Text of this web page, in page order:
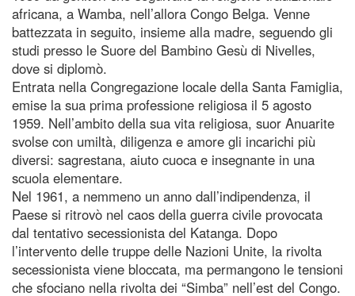
africana, a Wamba, nell’allora Congo Belga. Venne
battezzata in seguito, insieme alla madre, seguendo gli
studi presso le Suore del Bambino Gesù di Nivelles,
dove si diplomò.
Entrata nella Congregazione locale della Santa Famiglia,
emise la sua prima professione religiosa il 5 agosto
1959. Nell’ambito della sua vita religiosa, suor Anuarite
svolse con umiltà, diligenza e amore gli incarichi più
diversi: sagrestana, aiuto cuoca e insegnante in una
scuola elementare.
Nel 1961, a nemmeno un anno dall’indipendenza, il
Paese si ritrovò nel caos della guerra civile provocata
dal tentativo secessionista del Katanga. Dopo
l’intervento delle truppe delle Nazioni Unite, la rivolta
secessionista viene bloccata, ma permangono le tensioni
che sfociano nella rivolta dei “Simba” nell’est del Congo.